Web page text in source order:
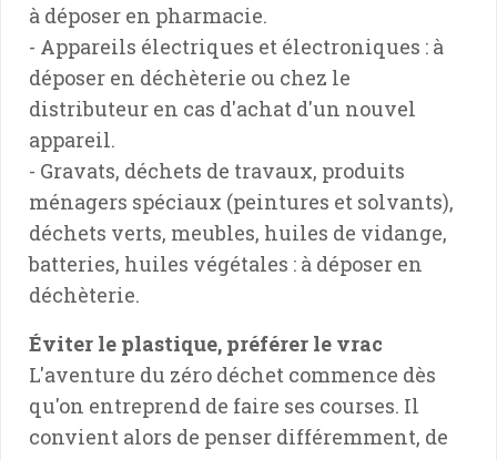
à déposer en pharmacie.
- Appareils électriques et électroniques : à
déposer en déchèterie ou chez le
distributeur en cas d'achat d'un nouvel
appareil.
- Gravats, déchets de travaux, produits
ménagers spéciaux (peintures et solvants),
déchets verts, meubles, huiles de vidange,
batteries, huiles végétales : à déposer en
déchèterie.
Éviter le plastique, préférer le vrac
L'aventure du zéro déchet commence dès
qu'on entreprend de faire ses courses. Il
convient alors de penser différemment, de